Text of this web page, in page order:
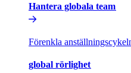
Hantera globala team​​
Förenkla
global rörlighet​​